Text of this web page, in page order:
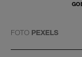
FOTO PEXELS